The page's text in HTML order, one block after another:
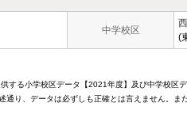
中学校区
(
する小学校区データ【2021年度】及び中学校区
り、データは必ずしも正確とは言えません。ま